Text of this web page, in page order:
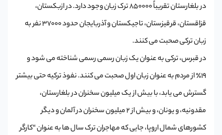
در بلغارستان تقریباً 850000 ترک زبان وجود دارد. در ازبکستان،
قزاقستان، قرقیزستان، تاجیکستان و آذربایجان حدود 37000 نفر به
زبان ترکی صحبت می کنند.
در قبرس، ترکی به عنوان یک زبان رسمی رسمی شناخته می شود و
19٪ از مردم به عنوان زبان اول صحبت می کنند. نفوذ ترکیه حتی بیشتر
گسترش می یابد، با بیش از یک میلیون سخنران در بلغارستان،
مقدونیه، و یونان، و بیش از 2 میلیون سخنران در آلمان و دیگر
کشورهای شمال اروپا، جایی که مهاجران ترک سال ها به عنوان “کارگر